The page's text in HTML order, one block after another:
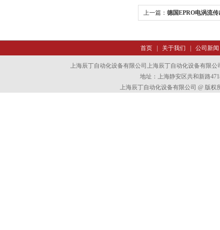
上一篇： 德国EPRO电涡流
首页| 关于我们 公司新闻
上海辰丁自动化设备有限公司上海辰丁自动化设备有限公
地址：上海静安区共和新路
上海辰丁自动化设备有限公司 @ 版权